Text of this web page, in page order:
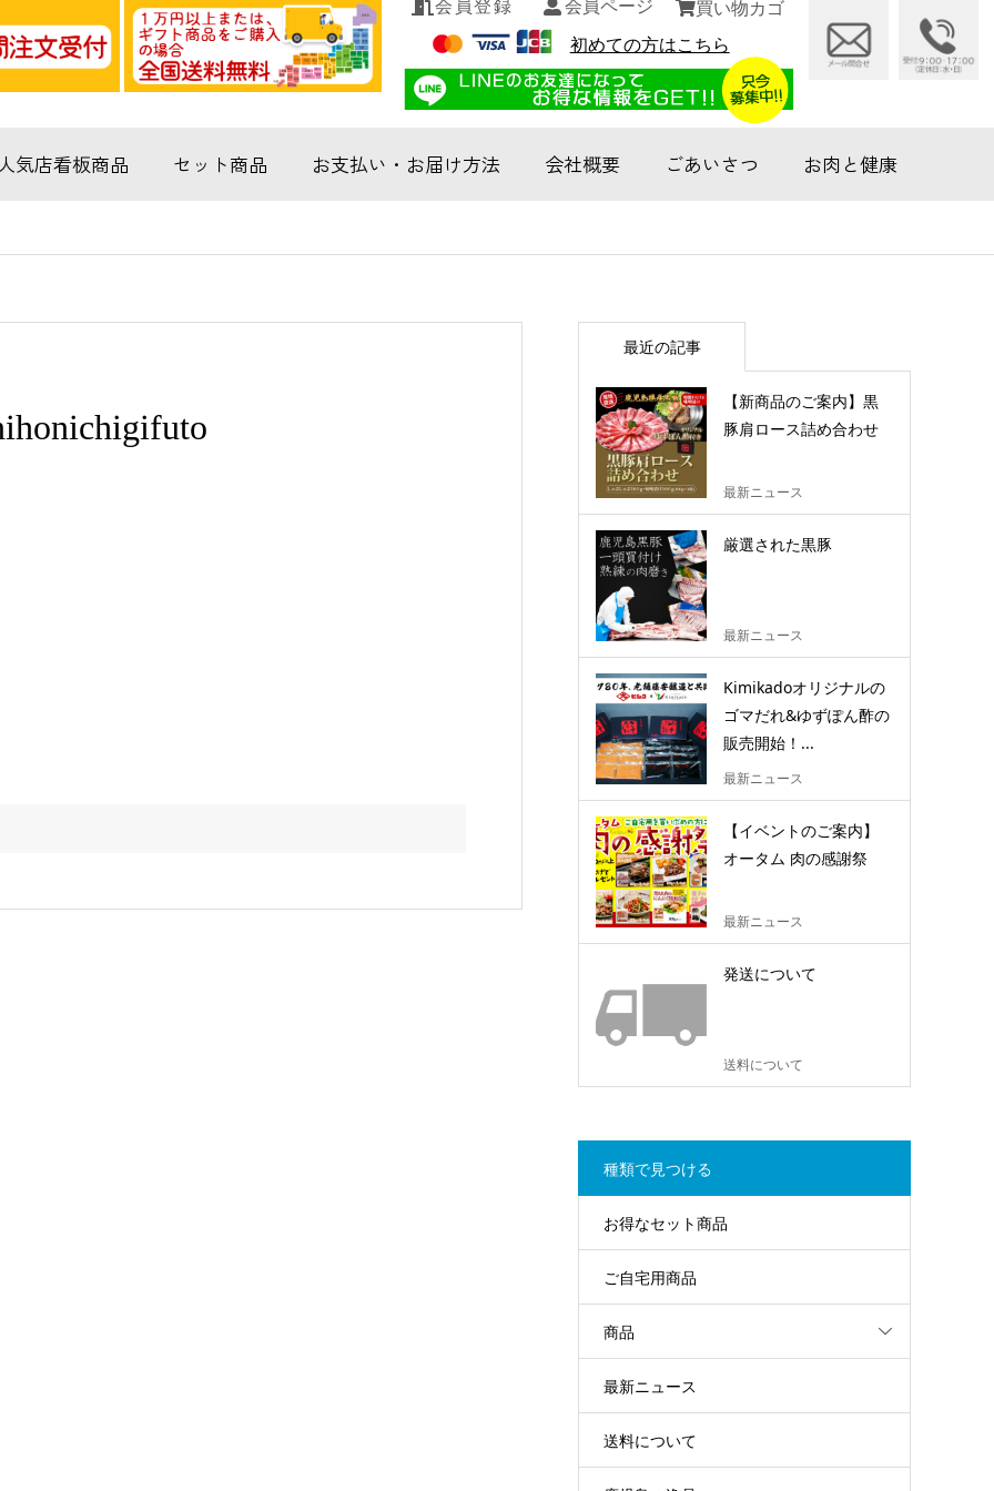
会員登録 会員ページ
買い物カゴ
初めての方はこちら
気店看板商品 セット商品 お支払い・お届け方法 会社概要 ごあいさつ お肉と健康
最近の記事
【新商品のご案内】黒
豚肩ロース詰め合わせ
最新ニュース
厳選された黒豚
最新ニュース
Kimikadoオリジナルの
ゴマだれ&ゆずぽん酢の
販売開始！...
最新ニュース
【イベントのご案内】
オータム 肉の感謝祭
最新ニュース
発送について
送料について
種類で見つける
お得なセット商品
ご自宅用商品
商品
最新ニュース
送料について